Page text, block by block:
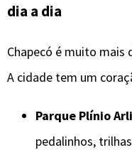
dia a dia
Chapecó é muito mais
A cidade tem um
Parque Plínio
pedalinhos,